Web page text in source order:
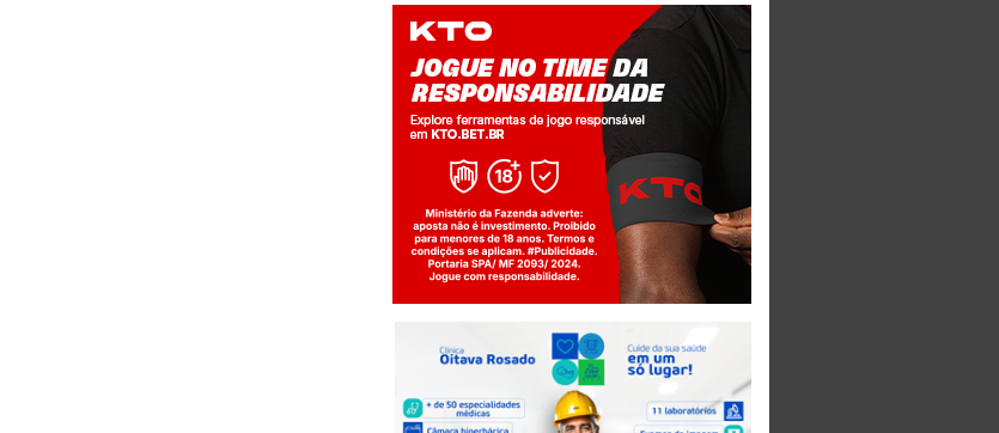
Jogue com responsabilidade. 18+